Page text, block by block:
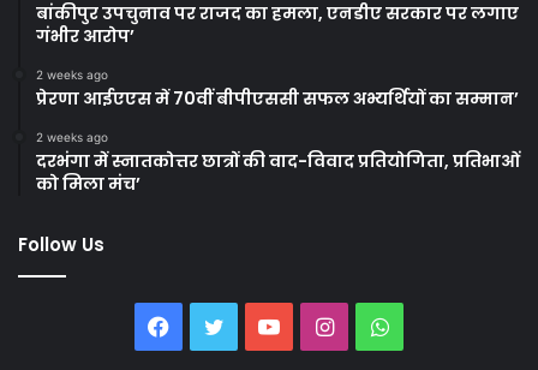
बांकीपुर उपचुनाव पर राजद का हमला, एनडीए सरकार पर लगाए
गंभीर आरोप’
2 weeks ago
प्रेरणा आईएएस में 70वीं बीपीएससी सफल अभ्यर्थियों का सम्मान’
2 weeks ago
दरभंगा में स्नातकोत्तर छात्रों की वाद-विवाद प्रतियोगिता, प्रतिभाओं
को मिला मंच’
Follow Us
Facebook
TwitterYouTubeInstagramWhatsApp